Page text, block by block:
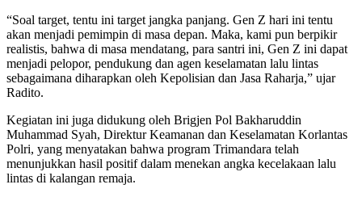
“Soal target, tentu ini target jangka panjang. Gen Z hari ini tentu
akan menjadi pemimpin di masa depan. Maka, kami pun berpikir
realistis, bahwa di masa mendatang, para santri ini, Gen Z ini dapat
menjadi pelopor, pendukung dan agen keselamatan lalu lintas
sebagaimana diharapkan oleh Kepolisian dan Jasa Raharja,” ujar
Radito.
Kegiatan ini juga didukung oleh Brigjen Pol Bakharuddin
Muhammad Syah, Direktur Keamanan dan Keselamatan Korlantas
Polri, yang menyatakan bahwa program Trimandara telah
menunjukkan hasil positif dalam menekan angka kecelakaan lalu
lintas di kalangan remaja.